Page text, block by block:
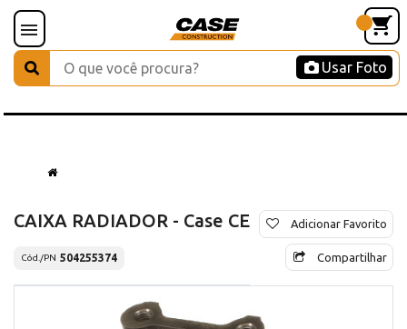
Usar Foto
CAIXA RADIADOR - Case CE
Cód./PN 504255374
Adicionar Favorito
Compartilhar